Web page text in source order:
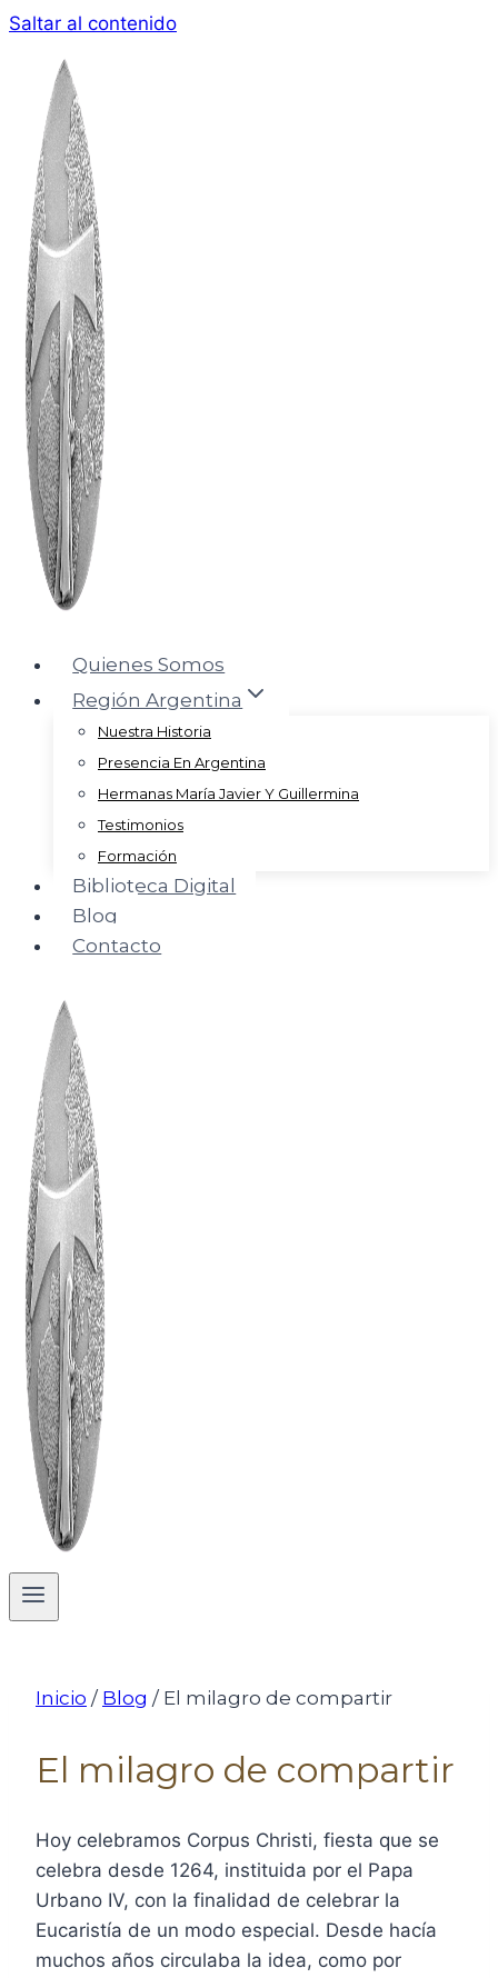
Saltar al contenido
Quienes Somos
Región Argentina
Nuestra Historia
Presencia En Argentina
Hermanas María Javier Y Guillermina
Testimonios
Formación
Biblioteca Digital
Blog
Contacto
Inicio / Blog / El milagro de compartir
El milagro de compartir
Hoy celebramos Corpus Christi, fiesta que se
celebra desde 1264, instituida por el Papa
Urbano IV, con la finalidad de celebrar la
Eucaristía de un modo especial. Desde hacía
muchos años circulaba la idea, como por